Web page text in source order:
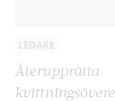
LEDARE
Återupprätta